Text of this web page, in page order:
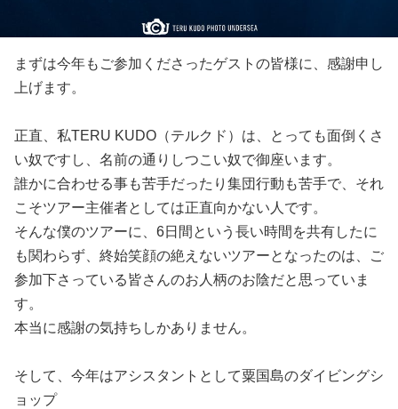
まずは今年もご参加くださったゲストの皆様に、感謝申し
上げます。
正直、私TERU KUDO（テルクド）は、とっても面倒くさ
い奴ですし、名前の通りしつこい奴で御座います。
誰かに合わせる事も苦手だったり集団行動も苦手で、それ
こそツアー主催者としては正直向かない人です。
そんな僕のツアーに、6日間という長い時間を共有したに
も関わらず、終始笑顔の絶えないツアーとなったのは、ご
参加下さっている皆さんのお人柄のお陰だと思っていま
す。
本当に感謝の気持ちしかありません。
そして、今年はアシスタントとして粟国島のダイビングシ
ョップ